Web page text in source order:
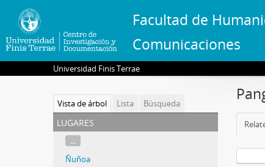
Facultad de
Comunicaciones
Universidad Finis Terrae
Vista de árbol Lista Búsqueda
lugares
...
Ñuñoa